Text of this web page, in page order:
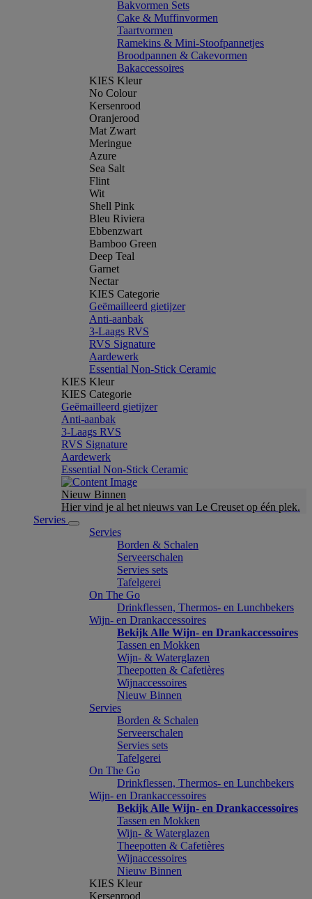
Bakvormen Sets
Cake & Muffinvormen
Taartvormen
Ramekins & Mini-Stoofpannetjes
Broodpannen & Cakevormen
Bakaccessoires
KIES Kleur
No Colour
Kersenrood
Oranjerood
Mat Zwart
Meringue
Azure
Sea Salt
Flint
Wit
Shell Pink
Bleu Riviera
Ebbenzwart
Bamboo Green
Deep Teal
Garnet
Nectar
KIES Categorie
Geëmailleerd gietijzer
Anti-aanbak
3-Laags RVS
RVS Signature
Aardewerk
Essential Non-Stick Ceramic
KIES Kleur
KIES Categorie
Geëmailleerd gietijzer
Anti-aanbak
3-Laags RVS
RVS Signature
Aardewerk
Essential Non-Stick Ceramic
Nieuw Binnen
Hier vind je al het nieuws van Le Creuset op één plek.
Servies
Servies
Borden & Schalen
Serveerschalen
Servies sets
Tafelgerei
On The Go
Drinkflessen, Thermos- en Lunchbekers
Wijn- en Drankaccessoires
Bekijk Alle Wijn- en Drankaccessoires
Tassen en Mokken
Wijn- & Waterglazen
Theepotten & Cafetières
Wijnaccessoires
Nieuw Binnen
Servies
Borden & Schalen
Serveerschalen
Servies sets
Tafelgerei
On The Go
Drinkflessen, Thermos- en Lunchbekers
Wijn- en Drankaccessoires
Bekijk Alle Wijn- en Drankaccessoires
Tassen en Mokken
Wijn- & Waterglazen
Theepotten & Cafetières
Wijnaccessoires
Nieuw Binnen
KIES Kleur
Kersenrood